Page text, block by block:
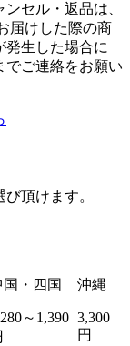
セル・返品は、
届けした際の商
発生した場合に
でご連絡をお願い
頂けます。
国・四国 沖縄
～1,390 3,300
円